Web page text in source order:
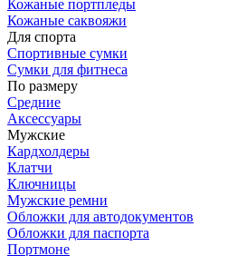
Кожаные портпледы
Кожаные саквояжи
Для спорта
Спортивные сумки
Сумки для фитнеса
По размеру
Средние
Аксессуары
Мужские
Кардхолдеры
Клатчи
Ключницы
Мужские ремни
Обложки для автодокументов
Обложки для паспорта
Портмоне